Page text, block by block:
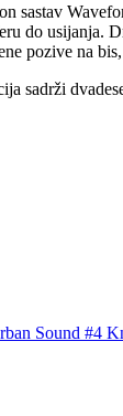
sastav
do usijanja.
pozive na
sadrži
Sound #4